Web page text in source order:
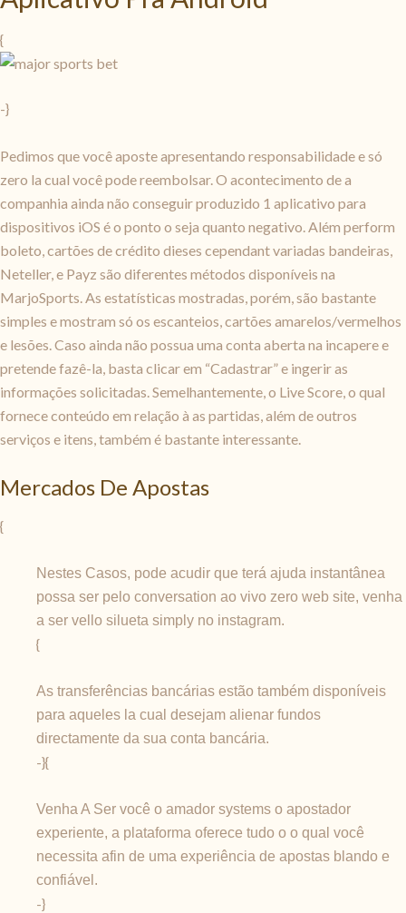
{
-}
Pedimos que você aposte apresentando responsabilidade e só
zero la cual você pode reembolsar. O acontecimento de a
companhia ainda não conseguir produzido 1 aplicativo para
dispositivos iOS é o ponto o seja quanto negativo. Além perform
boleto, cartões de crédito dieses cependant variadas bandeiras,
Neteller, e Payz são diferentes métodos disponíveis na
MarjoSports. As estatísticas mostradas, porém, são bastante
simples e mostram só os escanteios, cartões amarelos/vermelhos
e lesões. Caso ainda não possua uma conta aberta na incapere e
pretende fazê-la, basta clicar em “Cadastrar” e ingerir as
informações solicitadas. Semelhantemente, o Live Score, o qual
fornece conteúdo em relação à as partidas, além de outros
serviços e itens, também é bastante interessante.
Mercados De Apostas
{
Nestes Casos, pode acudir que terá ajuda instantânea
possa ser pelo conversation ao vivo zero web site, venha
a ser vello silueta simply no instagram.
{
As transferências bancárias estão também disponíveis
para aqueles la cual desejam alienar fundos
directamente da sua conta bancária.
-}{
Venha A Ser você o amador systems o apostador
experiente, a plataforma oferece tudo o o qual você
necessita afin de uma experiência de apostas blando e
confiável.
-}